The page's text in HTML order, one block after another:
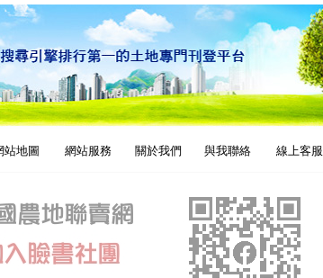
站地圖 網站服務 關於我們 與我聯絡 線上客服